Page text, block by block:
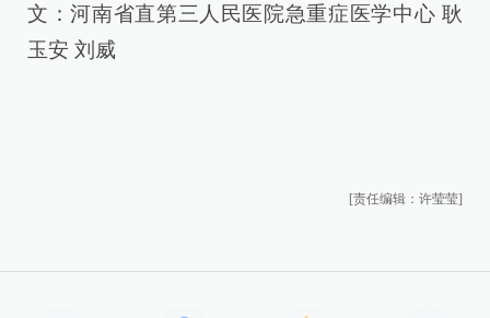
文：河南省直第三人民医院急重症医学中心 耿
玉安 刘威
[责任编辑：许莹莹]